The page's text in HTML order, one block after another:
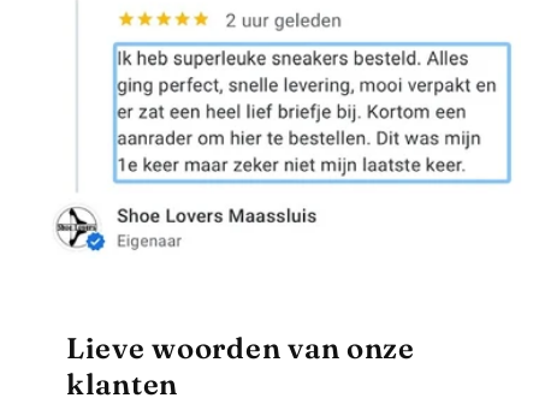
Lieve woorden van onze
klanten